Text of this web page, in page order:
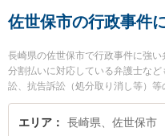
佐世保市の行政事件
長崎県の佐世保市で行政事件に強
分割払いに対応している弁護士な
訟、抗告訴訟（処分取り消し等）
です。特に竹口・堀法律事務所の
務所 早岐オフィスの古市 寛弁護士
エリア 長崎県、佐世保市